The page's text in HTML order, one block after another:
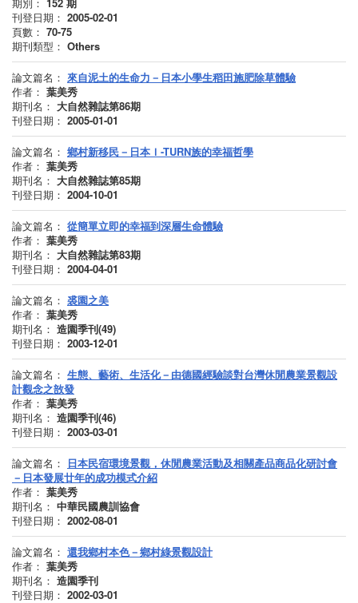
刊登日期： 2005-02-01
頁數： 70-75
期刊類型： Others
論文篇名： 來自泥土的生命力－日本小學生稻田施肥除草體驗
作者： 葉美秀
期刊名： 大自然雜誌第86期
刊登日期： 2005-01-01
論文篇名： 鄉村新移民－日本Ｉ-TURN族的幸福哲學
作者： 葉美秀
期刊名： 大自然雜誌第85期
刊登日期： 2004-10-01
論文篇名： 從簡單立即的幸福到深層生命體驗
作者： 葉美秀
期刊名： 大自然雜誌第83期
刊登日期： 2004-04-01
論文篇名： 裘園之美
作者： 葉美秀
期刊名： 造園季刊(49)
刊登日期： 2003-12-01
論文篇名： 生態、藝術、生活化－由德國經驗談對台灣休閒農業景觀設
計觀念之敨發
作者： 葉美秀
期刊名： 造園季刊(46)
刊登日期： 2003-03-01
論文篇名： 日本民宿環境景觀，休閒農業活動及相關產品商品化研討會
－日本發展廿年的成功模式介紹
作者： 葉美秀
期刊名： 中華民國農訓協會
刊登日期： 2002-08-01
論文篇名： 還我鄉村本色－鄉村綠景觀設計
作者： 葉美秀
期刊名： 造園季刊
刊登日期： 2002-03-01